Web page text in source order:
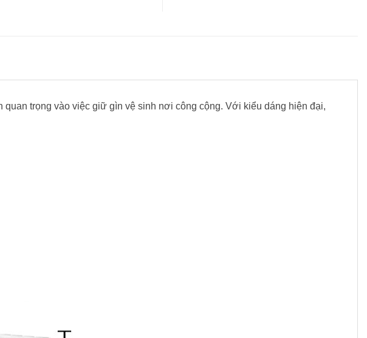
trọng vào việc giữ gìn vệ sinh nơi công cộng. Với kiểu dáng hiện đại,